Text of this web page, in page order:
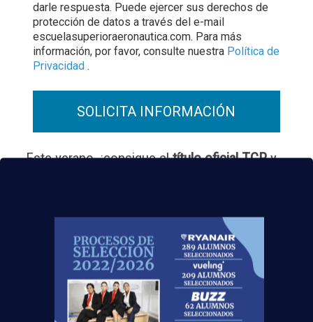
darle respuesta. Puede ejercer sus derechos de
protección de datos a través del e-mail
escuelasuperioraeronautica.com. Para más
información, por favor, consulte nuestra Política de
Privacidad .
Este verano, ¡consigue eltítulo oficial TCPy
Mapa de la aviación global 2025: las rutas más
transitadas y los países con más pasajeros
Leer más